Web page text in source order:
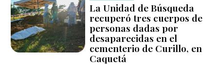
La Unidad de Búsqueda
recuperó tres cuerpos de
personas dadas por
desaparecidas en el
cementerio de Curillo, en
Caquetá